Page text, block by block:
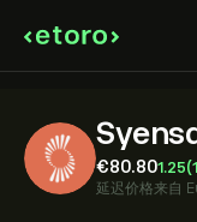
‎€‎80.801.25
延迟价格来自